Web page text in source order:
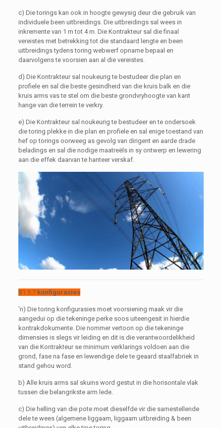
c) Die torings kan ook in hoogte gewysig deur die gebruik van
individuele been uitbreidings. Die uitbreidings sal wees in
inkremente van 1 m tot 4 m. Die Kontrakteur sal die finaal
vereistes met betrekking tot die standaard lengte en been
uitbreidings tydens toring webwerf opname bepaal en
daarvolgens te voorsien aan al die vereistes.
d) Die Kontrakteur sal noukeurig te bestudeer die plan en
profiele en sal die beste gesindheid van die kruis balk en die
kruis arms vas te stel om die beste grondvryhoogte van kant
hange van die terrein te verkry.
e) Die Kontrakteur sal noukeurig te bestudeer en te ondersoek
die toring plekke in die plan en profiele en sal enige toestand van
hef op torings oorweeg as gevolg van dirigent en aarde drade
beladings en sal die nodige maatreëls in sy ontwerp en lewering
aan die effek daarvan te hanteer verskaf.
B1.5.7 konfigurasies
'n) Die toring konfigurasies moet voorsiening maak vir die
aangedui op die tekeninge perke soos uiteengesit in hierdie
kontrakdokumente. Die nommer vertoon op die tekeninge
dimensies is slegs vir leiding en dit is die verantwoordelikheid
van die Kontrakteur se minimum verklarings voldoen aan die
grond, fase na fase en lewendige dele te geaard staalfabriek in
stand gehou word.
b) Alle kruis arms sal skuins word gestut in die horisontale vlak
tussen die belangrikste arm lede.
c) Die helling van die pote moet dieselfde vir die samestellende
dele te wees (algemene liggaam, liggaam uitbreiding & been